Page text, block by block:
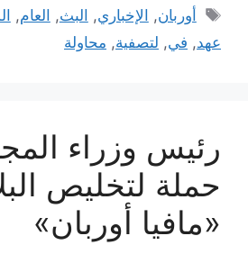
الوسوم
أوربان, الإخباري, البث, العام,
عهد, في, لتصفية, محاولة
رئيس وزراء
حملة لتخليص
«مافيا أوربان»